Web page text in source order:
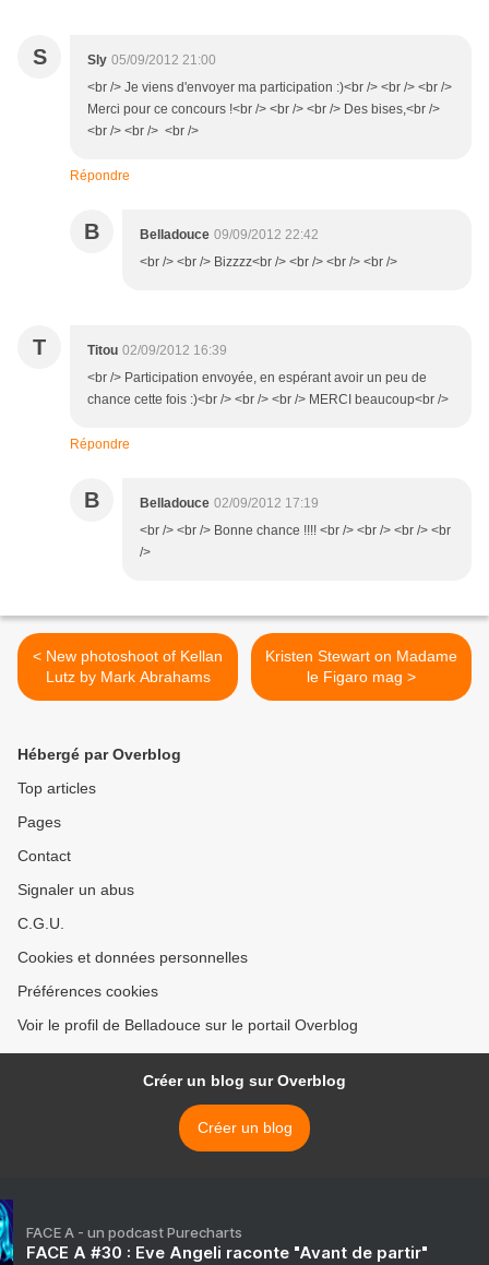
S Sly 05/09/2012 21:00
<br /> Je viens d'envoyer ma participation :)<br /> <br /> <br />
Merci pour ce concours !<br /> <br /> <br /> Des bises,<br />
<br /> <br /> <br />
Répondre
B Belladouce 09/09/2012 22:42
<br /> <br /> Bizzzz<br /> <br /> <br /> <br />
T Titou 02/09/2012 16:39
<br /> Participation envoyée, en espérant avoir un peu de
chance cette fois :)<br /> <br /> <br /> MERCI beaucoup<br />
Répondre
B Belladouce 02/09/2012 17:19
<br /> <br /> Bonne chance !!!! <br /> <br /> <br /> <br
/>
< New photoshoot of Kellan
Lutz by Mark Abrahams
Kristen Stewart on Madame
le Figaro mag >
Hébergé par Overblog
Top articles
Pages
Contact
Signaler un abus
C.G.U.
Cookies et données personnelles
Préférences cookies
Voir le profil de Belladouce sur le portail Overblog
Créer un blog sur Overblog
Créer un blog
FACE A - un podcast Purecharts
FACE A #30 : Eve Angeli raconte "Avant de partir"